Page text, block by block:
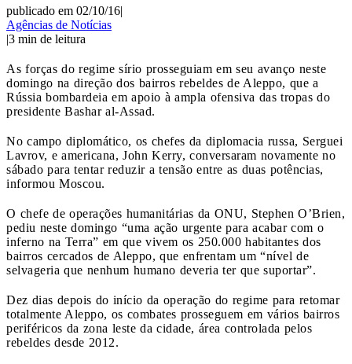
publicado em 02/10/16|
Agências de Notícias
|3 min de leitura
As forças do regime sírio prosseguiam em seu avanço neste
domingo na direção dos bairros rebeldes de Aleppo, que a
Rússia bombardeia em apoio à ampla ofensiva das tropas do
presidente Bashar al-Assad.
No campo diplomático, os chefes da diplomacia russa, Serguei
Lavrov, e americana, John Kerry, conversaram novamente no
sábado para tentar reduzir a tensão entre as duas potências,
informou Moscou.
O chefe de operações humanitárias da ONU, Stephen O’Brien,
pediu neste domingo “uma ação urgente para acabar com o
inferno na Terra” em que vivem os 250.000 habitantes dos
bairros cercados de Aleppo, que enfrentam um “nível de
selvageria que nenhum humano deveria ter que suportar”.
Dez dias depois do início da operação do regime para retomar
totalmente Aleppo, os combates prosseguem em vários bairros
periféricos da zona leste da cidade, área controlada pelos
rebeldes desde 2012.